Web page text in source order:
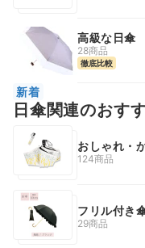
高級な日傘
28商品
徹底比較
新着
日傘関連のおす
おしゃれ・
124商品
フリル付き
29商品